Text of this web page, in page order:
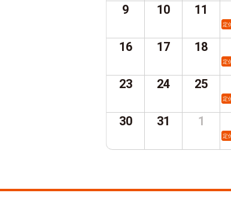
9 10 11
定
16 17 18
定
23 24 25
定
30 31 1
定